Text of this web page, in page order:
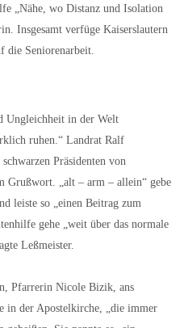
„Nähe, wo Distanz und Isolation
Insgesamt verfüge Kaiserslautern
die Seniorenarbeit.
Ungleichheit in der Welt
ruhen.“ Landrat Ralf
Präsidenten von
Grußwort. „alt – arm – allein“ gebe
leiste so „einen Beitrag zum
gehe „weit über das normale
Leßmeister.
Pfarrerin Nicole Bizik, ans
in der Apostelkirche, „die immer